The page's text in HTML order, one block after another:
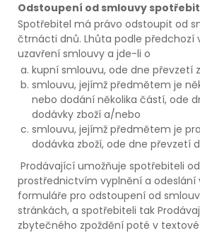
Odstoupení od smlouvy
Spotřebitel má právo odstoupit od
čtrnácti dnů. Lhůta podle předchozí
uzavření smlouvy a jde-li o
kupní smlouvu, ode dne převzetí
smlouvu, jejímž předmětem je
nebo dodání několika částí, ode
dodávky zboží a/nebo
smlouvu, jejímž předmětem je
dodávka zboží, ode dne převzetí
Prodávající umožňuje spotřebiteli
prostřednictvím vyplnění a odeslání
formuláře pro odstoupení od
stránkách, a spotřebiteli tak
zbytečného zpoždění poté v